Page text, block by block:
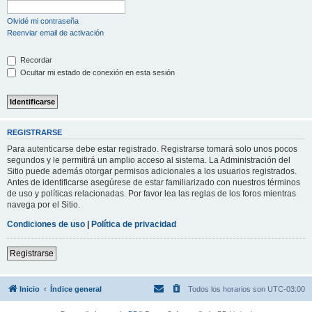
Olvidé mi contraseña
Reenviar email de activación
Recordar
Ocultar mi estado de conexión en esta sesión
REGISTRARSE
Para autenticarse debe estar registrado. Registrarse tomará solo unos pocos
segundos y le permitirá un amplio acceso al sistema. La Administración del
Sitio puede además otorgar permisos adicionales a los usuarios registrados.
Antes de identificarse asegúrese de estar familiarizado con nuestros términos
de uso y políticas relacionadas. Por favor lea las reglas de los foros mientras
navega por el Sitio.
Condiciones de uso | Política de privacidad
Registrarse
Inicio Índice general Todos los horarios son UTC-03:00